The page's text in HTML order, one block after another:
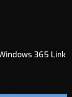
365 Link